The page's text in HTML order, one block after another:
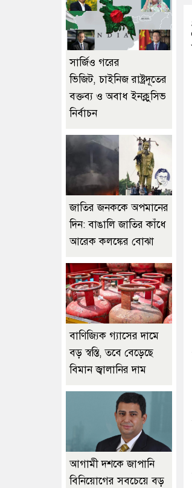
সার্জিও গরের
ভিজিট, চাইনিজ রাষ্ট্রদূতের
বক্তব্য ও অবাধ ইনক্লুসিভ
নির্বাচন
জাতির জনককে অপমানের
দিন: বাঙালি জাতির কাঁধে
আরেক কলঙ্কের বোঝা
বাণিজ্যিক গ্যাসের দামে
বড় স্বস্তি, তবে বেড়েছে
বিমান জ্বালানির দাম
আগামী দশকে জাপানি
বিনিয়োগের সবচেয়ে বড়